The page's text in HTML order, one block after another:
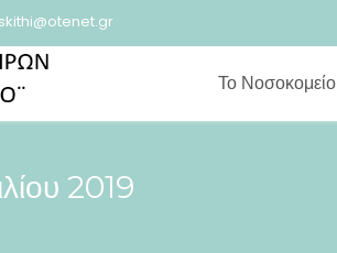
Το Νοσοκομείο
2019